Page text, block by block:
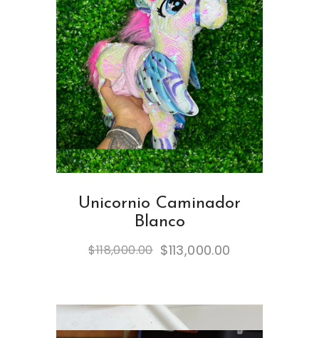
Unicornio Caminador
Blanco
$118,000.00 $113,000.00